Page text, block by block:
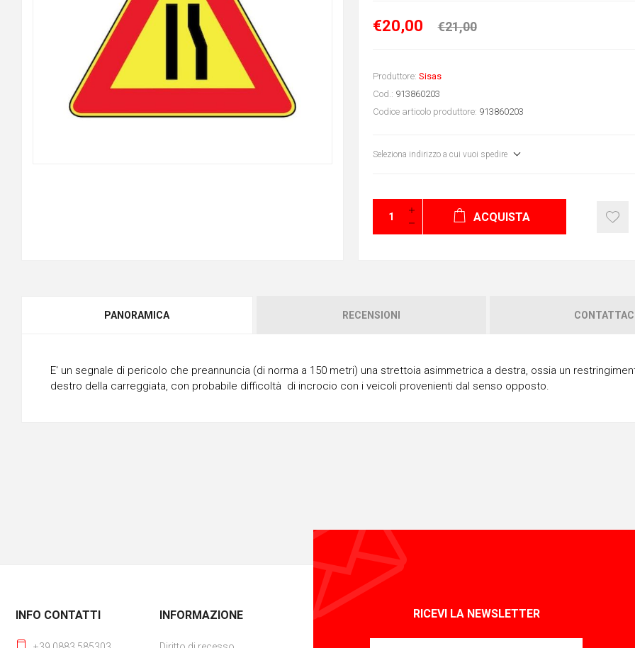
€20,00 €21,00
Produttore: Sisas
Cod.: 913860203
Codice articolo produttore: 913860203
Seleziona indirizzo a cui vuoi spedire
ACQUISTA
PANORAMICA RECENSIONI CONTATTACI
E' un segnale di pericolo che preannuncia (di norma a 150 metri) una strettoia asimmetrica a destra, ossia un
destro della carreggiata, con probabile difficoltà di incrocio con i veicoli provenienti dal senso opposto.
RICEVI LA NEWSLETTER
INFO CONTATTI INFORMAZIONE